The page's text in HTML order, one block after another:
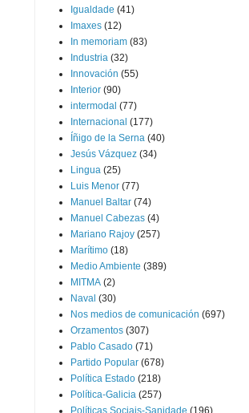
Igualdade (41)
Imaxes (12)
In memoriam (83)
Industria (32)
Innovación (55)
Interior (90)
intermodal (77)
Internacional (177)
Íñigo de la Serna (40)
Jesús Vázquez (34)
Lingua (25)
Luis Menor (77)
Manuel Baltar (74)
Manuel Cabezas (4)
Mariano Rajoy (257)
Marítimo (18)
Medio Ambiente (389)
MITMA (2)
Naval (30)
Nos medios de comunicación (697)
Orzamentos (307)
Pablo Casado (71)
Partido Popular (678)
Política Estado (218)
Política-Galicia (257)
Políticas Sociais-Sanidade (196)